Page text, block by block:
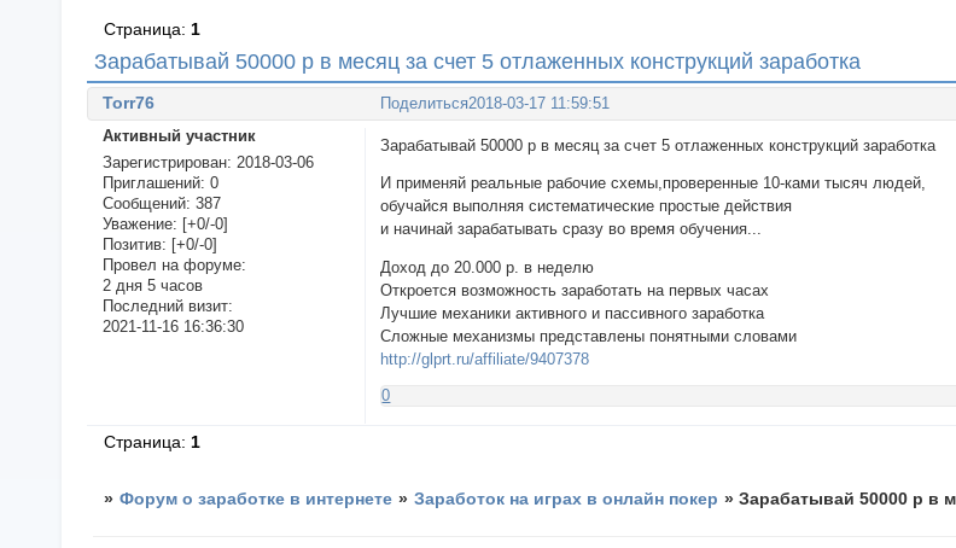
Зарабатывай 50000 р в месяц за счет 5 отлаженных конструкций заработка
Страница: 1
Поделиться2018-03-17 11:59:51
Torr76
Активный участник
Зарегистрирован: 2018-03-06
Приглашений: 0
Сообщений: 387
Уважение: [+0/-0]
Позитив: [+0/-0]
Провел на форуме:
2 дня 5 часов
Последний визит:
2021-11-16 16:36:30
Зарабатывай 50000 р в месяц за счет 5 отлаженных конструкций заработка
И применяй реальные рабочие схемы,проверенные 10-ками тысяч людей,
обучайся выполняя систематические простые действия
и начинай зарабатывать сразу во время обучения...
Доход до 20.000 р. в неделю
Откроется возможность заработать на первых часах
Лучшие механики активного и пассивного заработка
Сложные механизмы представлены понятными словами
http://glprt.ru/affiliate/9407378
0
Страница:1
» Форум о заработке в интернете » Заработок на играх в онлайн покер »Зарабатывай 50000 р в